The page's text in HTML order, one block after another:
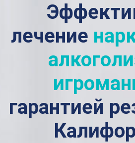
лечение
гарантией